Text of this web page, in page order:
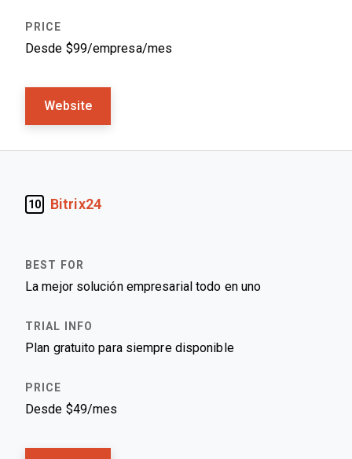
Desde $99/empresa/mes
Website
10 Bitrix24
La mejor solución empresarial todo en uno
Plan gratuito para siempre disponible
Desde $49/mes